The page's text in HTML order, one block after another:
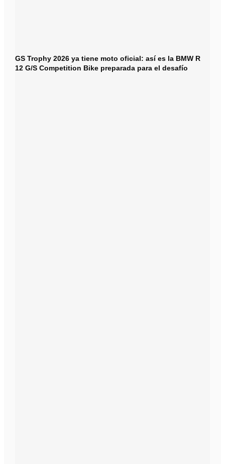
GS Trophy 2026 ya tiene moto oficial: así es la BMW R
12 G/S Competition Bike preparada para el desafío